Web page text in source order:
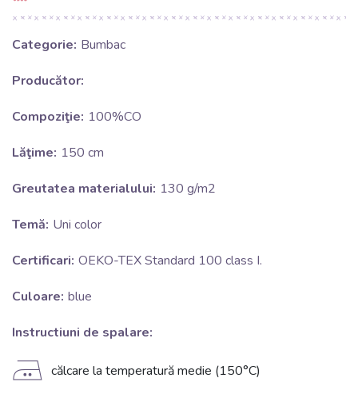
Categorie: Bumbac
Producător:
Compoziţie: 100%CO
Lăţime: 150 cm
Greutatea materialului: 130 g/m2
Temă: Uni color
Certificari: OEKO-TEX Standard 100 class I.
Culoare: blue
Instructiuni de spalare:
E călcare la temperatură medie (150°C)